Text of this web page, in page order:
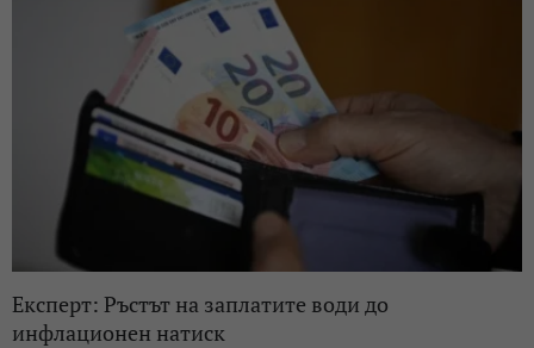
Експерт: Ръстът на заплатите води до
инфлационен натиск